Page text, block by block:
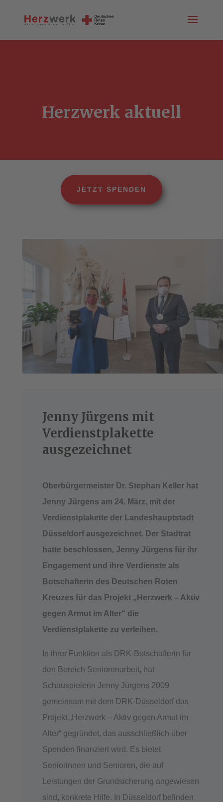
Herzwerk aktuell
JETZT SPENDEN
Jenny Jürgens mit
Verdienstplakette
ausgezeichnet
Oberbürgermeister Dr. Stephan Keller hat
Jenny Jürgens am 24. März, mit der
Verdienstplakette der Landeshauptstadt
Düsseldorf ausgezeichnet. Der Stadtrat
hatte beschlossen, Jenny Jürgens für ihr
Engagement und ihre Verdienste als
Botschafterin des Deutschen Roten
Kreuzes für das Projekt „Herzwerk – Aktiv
gegen Armut im Alter“ die
Verdienstplakette zu verleihen.
In ihrer Funktion als DRK-Botschafterin für
den Bereich Seniorenarbeit, hat
Schauspielerin Jenny Jürgens 2009
gemeinsam mit dem DRK-Düsseldorf das
Projekt „Herzwerk – Aktiv gegen Armut im
Alter“ gegründet, das ausschließlich über
Spenden finanziert wird. Es bietet
Seniorinnen und Senioren, die auf
Leistungen der Grundsicherung angewiesen
sind, konkrete Hilfe. In Düsseldorf befinden